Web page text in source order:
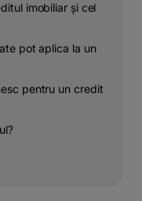
imobiliar și cel
pot aplica la un
pentru un credit